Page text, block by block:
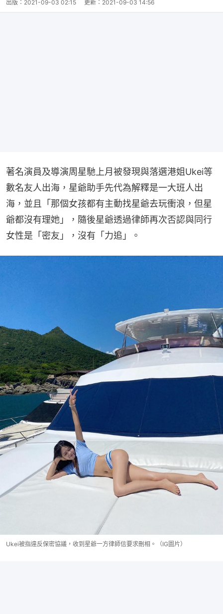
出版： 2021-09-03 02:15 更新： 2021-09-03 14:56
著名演員及導演周星馳上月被發現與落選港姐Ukei等
數名友人出海，星爺助手先代為解釋是一大班人出
海，並且「那個女孩都有主動找星爺去玩衝浪，但星
爺都沒有理她」，隨後星爺透過律師再次否認與同行
女性是「密友」，沒有「力追」。
Ukei被指違反保密協議，收到星爺一方律師信要求刪相。（IG圖片）